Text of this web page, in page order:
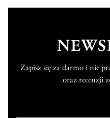
Zapisz się za darmo i nie
oraz recenzji